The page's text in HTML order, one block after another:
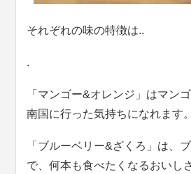
それぞれの味の特徴は..
.
「マンゴー&オレンジ」はマン
南国に行った気持ちになれます。
「ブルーベリー&ざくろ」は、
で、何本も食べたくなるおいし